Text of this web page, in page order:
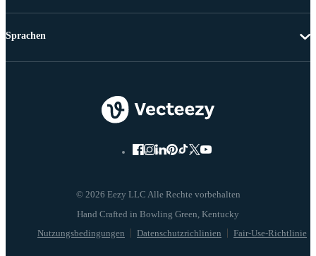
© 2026 Eezy LLC Alle Rechte vorbehalten
Nutzungsbedingungen Datenschutzrichlinien Fair-Use-Richtlinie
Sprachen